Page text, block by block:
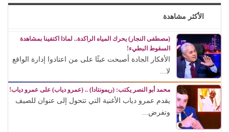
الأكثر مشاهدة
(مصطفى النجار) يحرك المياه الراكدة.. لماذا اكتفينا بمشاهدة
السقوط البطيء!
الأفكار الجادة أصبحت عبئًا على من اعتادوا إدارة الواقع
لا...
محمد أبو النصر يكتب: (ريمونتادا) .. (عمرو دياب) على عمرو دياب!
يقدم عمرو دياب الأغنية التي تتحول إلى عنوان للصيف
وتفرض...